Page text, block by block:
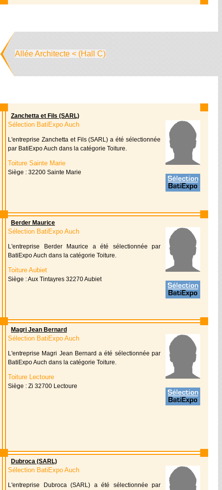
Allée Architecte < (Hall C)
Zanchetta et Fils (SARL)
Sélection BatiExpo Auch
L'entreprise Zanchetta et Fils (SARL) a été sélectionnée
par BatiExpo Auch dans la catégorie Toiture.
Toiture Sainte Marie
Siège : 32200 Sainte Marie
Berder Maurice
Sélection BatiExpo Auch
L'entreprise Berder Maurice a été sélectionnée par
BatiExpo Auch dans la catégorie Toiture.
Toiture Aubiet
Siège : Aux Tintayres 32270 Aubiet
Magri Jean Bernard
Sélection BatiExpo Auch
L'entreprise Magri Jean Bernard a été sélectionnée par
BatiExpo Auch dans la catégorie Toiture.
Toiture Lectoure
Siège : Zi 32700 Lectoure
Dubroca (SARL)
Sélection BatiExpo Auch
L'entreprise Dubroca (SARL) a été sélectionnée par